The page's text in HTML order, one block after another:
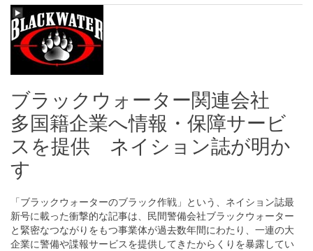
ブラックウォーター関連会社
多国籍企業へ情報・保障サービ
スを提供 ネイション誌が明か
す
「ブラックウォーターのブラック作戦」という、ネイション誌最
新号に載った衝撃的な記事は、民間警備会社ブラックウォーター
と緊密なつながりをもつ事業体が過去数年間にわたり、一連の大
企業に警備や諜報サービスを提供してきたからくりを暴露してい